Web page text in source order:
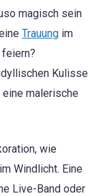
magisch sein
Trauung im
Kulisse
malerische
wie
Windlicht. Eine
Live-Band oder